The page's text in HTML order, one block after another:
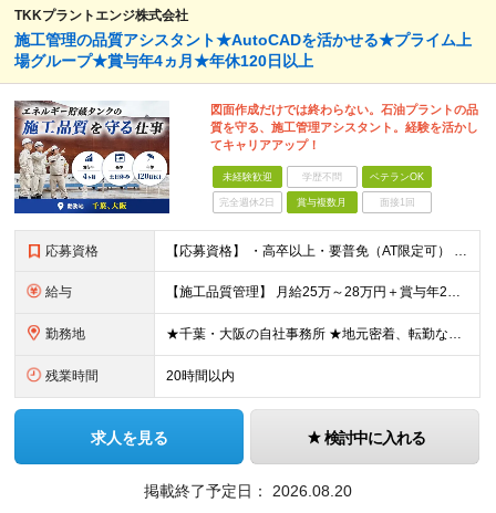
TKKプラントエンジ株式会社
施工管理の品質アシスタント★AutoCADを活かせる★プライム上
場グループ★賞与年4ヵ月★年休120日以上
図面作成だけでは終わらない。石油プラントの品
質を守る、施工管理アシスタント。経験を活かし
てキャリアアップ！
未経験歓迎 学歴不問 ベテランOK
完全週休2日 賞与複数月 面接1回
応募資格 【応募資格】 ・高卒以上・要普免（AT限定可） ・AutoCADの経験者 →自社で図面を一部変更する場合があるため。設計分野は不問です。 ・施工図面が読めること 【歓迎する経験】 ◎AutoCADの
給与 【施工品質管理】 月給25万～28万円＋賞与年2回（原則固定支給額4ヵ月分）＋諸手当（残業手当全額など） ※経験・能力・前職給与を考慮して優遇します。 ※残業代は別途全額支給します。 ※試用期間は6
勤務地 ★千葉・大阪の自社事務所 ★地元密着、転勤なし！ ★Ｕ・Iターン歓迎！（面接交通費支給） 【具体的な勤務地】 ※当社堺事務所（大阪）もしくは五井事務所（千葉） ◆堺事務所 （住所） 大阪府堺市堺区
残業時間 20時間以内
求人を見る 検討中に入れる
掲載終了予定日： 2026.08.20